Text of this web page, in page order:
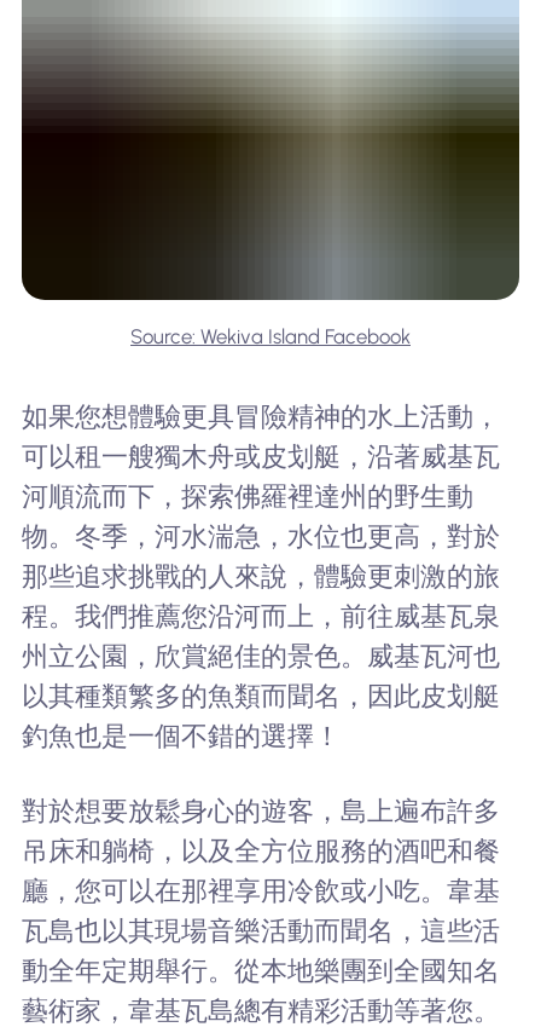
Source: Wekiva Island Facebook
如果您想體驗更具冒險精神的水上活動，
可以租一艘獨木舟或皮划艇，沿著威基瓦
河順流而下，探索佛羅裡達州的野生動
物。冬季，河水湍急，水位也更高，對於
那些追求挑戰的人來說，體驗更刺激的旅
程。我們推薦您沿河而上，前往威基瓦泉
州立公園，欣賞絕佳的景色。威基瓦河也
以其種類繁多的魚類而聞名，因此皮划艇
釣魚也是一個不錯的選擇！
對於想要放鬆身心的遊客，島上遍布許多
吊床和躺椅，以及全方位服務的酒吧和餐
廳，您可以在那裡享用冷飲或小吃。韋基
瓦島也以其現場音樂活動而聞名，這些活
動全年定期舉行。從本地樂團到全國知名
藝術家，韋基瓦島總有精彩活動等著您。